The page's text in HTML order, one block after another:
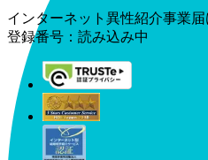
インターネット異性紹介事業
登録番号： 読み込み中